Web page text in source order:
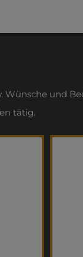
und
tätig.